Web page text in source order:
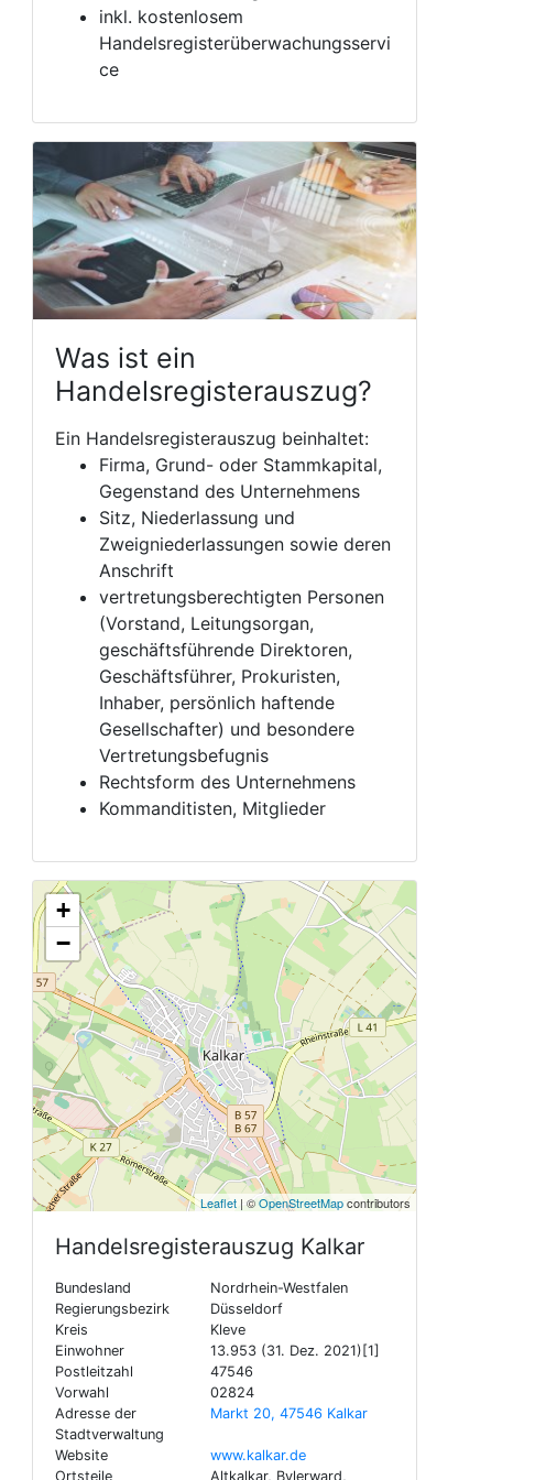
inkl. kostenlosem
Handelsregisterüberwachungsservi
ce
Was ist ein
Handelsregisterauszug?
Ein Handelsregisterauszug beinhaltet:
Firma, Grund- oder Stammkapital,
Gegenstand des Unternehmens
Sitz, Niederlassung und
Zweigniederlassungen sowie deren
Anschrift
vertretungsberechtigten Personen
(Vorstand, Leitungsorgan,
geschäftsführende Direktoren,
Geschäftsführer, Prokuristen,
Inhaber, persönlich haftende
Gesellschafter) und besondere
Vertretungsbefugnis
Rechtsform des Unternehmens
Kommanditisten, Mitglieder
+
−
Leaflet | ©OpenStreetMapcontributors
Handelsregisterauszug Kalkar
Bundesland
Nordrhein-Westfalen
Regierungsbezirk
Düsseldorf
Kreis
Kleve
Einwohner
13.953 (31. Dez. 2021)[1]
Postleitzahl
47546
Vorwahl
02824
Adresse der
Stadtverwaltung
Markt 20, 47546 Kalkar
Website
www.kalkar.de
Ortsteile
Altkalkar, Bylerward,